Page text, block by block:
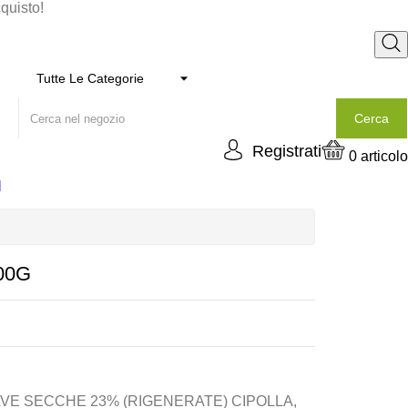
Cerca
Registrati 0 articolo
SECCHE 23% (RIGENERATE) CIPOLLA,